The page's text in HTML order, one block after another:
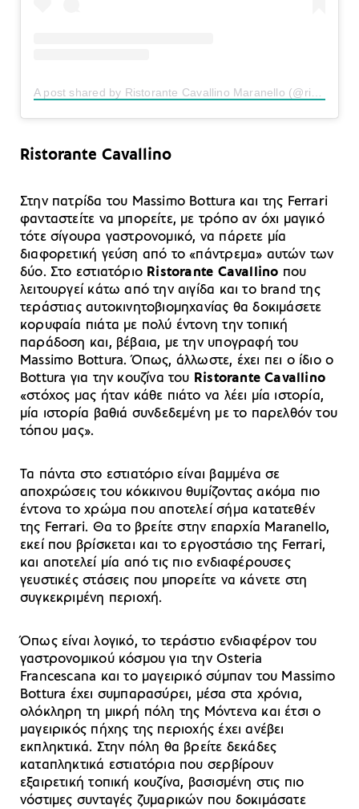
Ristorante Cavallino
Στην πατρίδα του Massimo Bottura και της Ferrari
φανταστείτε να μπορείτε, με τρόπο αν όχι μαγικό
τότε σίγουρα γαστρονομικό, να πάρετε μία
διαφορετική γεύση από το «πάντρεμα» αυτών των
δύο. Στο εστιατόριο Ristorante Cavallino που
λειτουργεί κάτω από την αιγίδα και το brand της
τεράστιας αυτοκινητοβιομηχανίας θα δοκιμάσετε
κορυφαία πιάτα με πολύ έντονη την τοπική
παράδοση και, βέβαια, με την υπογραφή του
Massimo Bottura. Όπως, άλλωστε, έχει πει ο ίδιο ο
Bottura για την κουζίνα του Ristorante Cavallino
«στόχος μας ήταν κάθε πιάτο να λέει μία ιστορία,
μία ιστορία βαθιά συνδεδεμένη με το παρελθόν του
τόπου μας».
Τα πάντα στο εστιατόριο είναι βαμμένα σε
αποχρώσεις του κόκκινου θυμίζοντας ακόμα πιο
έντονα το χρώμα που αποτελεί σήμα κατατεθέν
της Ferrari. Θα το βρείτε στην επαρχία Maranello,
εκεί που βρίσκεται και το εργοστάσιο της Ferrari,
και αποτελεί μία από τις πιο ενδιαφέρουσες
γευστικές στάσεις που μπορείτε να κάνετε στη
συγκεκριμένη περιοχή.
Όπως είναι λογικό, το τεράστιο ενδιαφέρον του
γαστρονομικού κόσμου για την Osteria
Francescana και το μαγειρικό σύμπαν του Massimo
Bottura έχει συμπαρασύρει, μέσα στα χρόνια,
ολόκληρη τη μικρή πόλη της Μόντενα και έτσι ο
μαγειρικός πήχης της περιοχής έχει ανέβει
εκπληκτικά. Στην πόλη θα βρείτε δεκάδες
καταπληκτικά εστιατόρια που σερβίρουν
εξαιρετική τοπική κουζίνα, βασισμένη στις πιο
νόστιμες συνταγές ζυμαρικών που δοκιμάσατε